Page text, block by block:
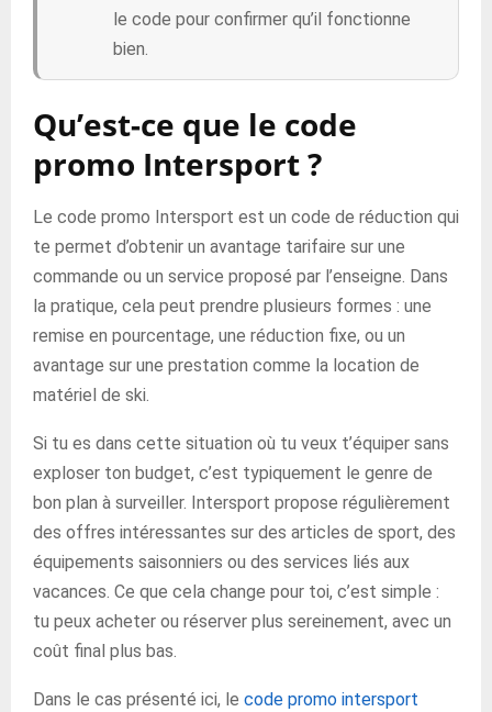
le code pour confirmer qu’il fonctionne
bien.
Qu’est-ce que le code
promo Intersport ?
Le code promo Intersport est un code de réduction qui
te permet d’obtenir un avantage tarifaire sur une
commande ou un service proposé par l’enseigne. Dans
la pratique, cela peut prendre plusieurs formes : une
remise en pourcentage, une réduction fixe, ou un
avantage sur une prestation comme la location de
matériel de ski.
Si tu es dans cette situation où tu veux t’équiper sans
exploser ton budget, c’est typiquement le genre de
bon plan à surveiller. Intersport propose régulièrement
des offres intéressantes sur des articles de sport, des
équipements saisonniers ou des services liés aux
vacances. Ce que cela change pour toi, c’est simple :
tu peux acheter ou réserver plus sereinement, avec un
coût final plus bas.
Dans le cas présenté ici, le code promo intersport